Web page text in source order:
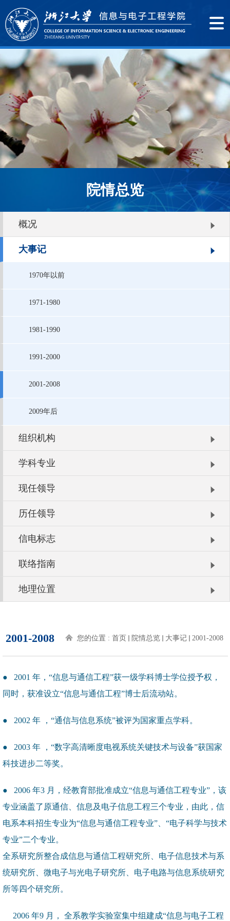
院情总览
概况
大事记
1970年以前
1971-1980
1981-1990
1991-2000
2001-2008
2009年后
组织机构
学科专业
现任领导
历任领导
信电标志
联络指南
地理位置
2001-2008 您的位置 : 首页 院情总览 大事记 2001-2008
● 2001 年，“信息与通信工程”获一级学科博士学位授予权，
同时，获准设立“信息与通信工程”博士后流动站。
● 2002 年 ，“通信与信息系统”被评为国家重点学科。
● 2003 年 ，“数字高清晰度电视系统关键技术与设备”获国家
科技进步二等奖。
● 2006 年3 月，经教育部批准成立“信息与通信工程专业”，该
专业涵盖了原通信、信息及电子信息工程三个专业，由此，信
电系本科招生专业为“信息与通信工程专业”、“电子科学与技术
专业”二个专业。
全系研究所整合成信息与通信工程研究所、电子信息技术与系
统研究所、微电子与光电子研究所、电子电路与信息系统研究
所等四个研究所。
2006 年9 月， 全系教学实验室集中组建成“信息与电子工程